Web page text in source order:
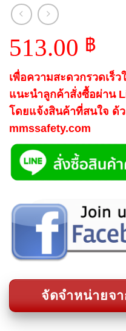
513.00 ฿
เพื่อความสะดวกรวดเร็
แนะนำลูกค้าสั่งซื้อผ่าน
โดยแจ้งสินค้าที่สนใจ ด้
mmssafety.com
จัดจำหน่ายจา